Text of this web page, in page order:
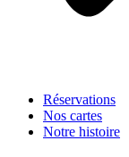
Réservations
Nos cartes
Notre histoire